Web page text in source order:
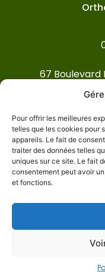
Pour offrir les meilleures
telles que les cookies pour
appareils. Le fait de
traiter des données telles
uniques sur ce site. Le fait
consentement peut avoir
et fonctions.
67 Boulevard
Cabinet